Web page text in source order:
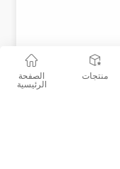
الصفحة
الرئيسية
منتجات